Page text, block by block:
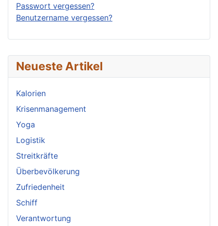
Neueste Artikel
Kalorien
Krisenmanagement
Yoga
Logistik
Streitkräfte
Überbevölkerung
Zufriedenheit
Schiff
Verantwortung
Passwort vergessen?
Benutzername vergessen?